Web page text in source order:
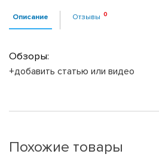
Описание Отзывы
Обзоры:
+добавить статью или видео
Похожие товары